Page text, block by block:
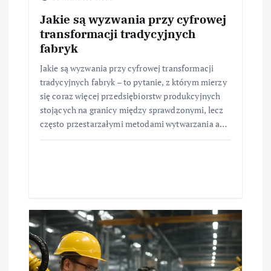
Jakie są wyzwania przy cyfrowej
transformacji tradycyjnych
fabryk
Jakie są wyzwania przy cyfrowej transformacji
tradycyjnych fabryk – to pytanie, z którym mierzy
się coraz więcej przedsiębiorstw produkcyjnych
stojących na granicy między sprawdzonymi, lecz
często przestarzałymi metodami wytwarzania a…